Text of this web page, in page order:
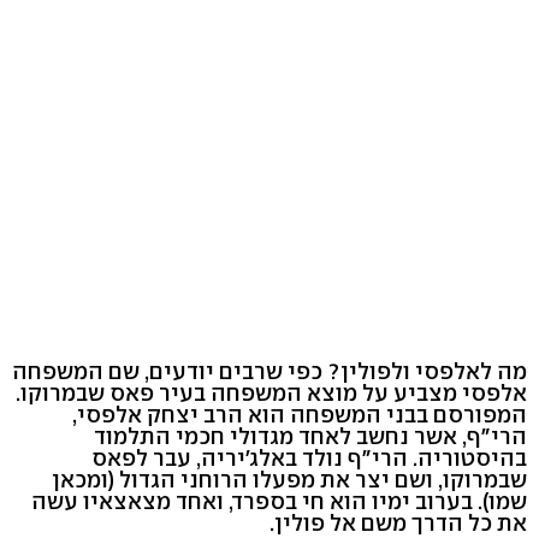
מה לאלפסי ולפולין? כפי שרבים יודעים, שם המשפחה
אלפסי מצביע על מוצא המשפחה בעיר פאס שבמרוקו.
המפורסם בבני המשפחה הוא הרב יצחק אלפסי,
הרי"ף, אשר נחשב לאחד מגדולי חכמי התלמוד
בהיסטוריה. הרי"ף נולד באלג'יריה, עבר לפאס
שבמרוקו, ושם יצר את מפעלו הרוחני הגדול (ומכאן
שמו). בערוב ימיו הוא חי בספרד, ואחד מצאצאיו עשה
את כל הדרך משם אל פולין.